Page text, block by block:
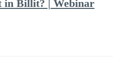
in Billit? | Webinar